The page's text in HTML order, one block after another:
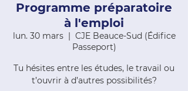
Programme préparatoire
à l'emploi
lun. 30 mars
  |
CJE Beauce-Sud (Édifice
Passeport)
Tu hésites entre les études, le travail ou
t’ouvrir à d’autres possibilités?